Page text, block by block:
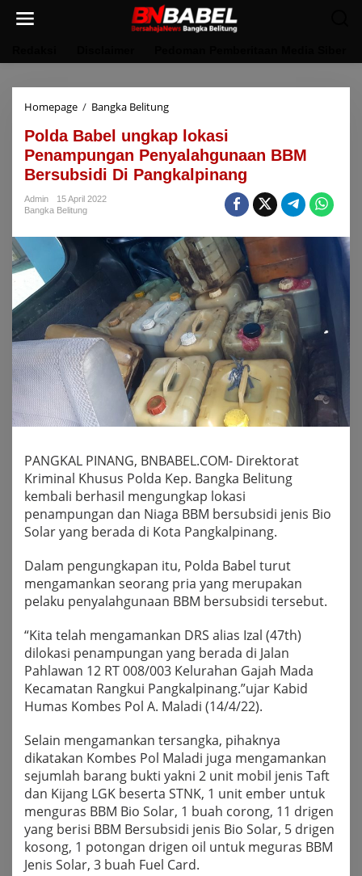
Homepage / Bangka BelitungPolda
ungkap
lokasi
Penampungan
Penyalahgunaan
Pangkalpinang
Polda Babel ungkap lokasi
Penampungan Penyalahgunaan BBM
Bersubsidi Di Pangkalpinang
Admin
15 April 2022
Bangka Belitung
PANGKAL PINANG, BNBABEL.COM- Direktorat
Kriminal Khusus Polda Kep. Bangka Belitung
kembali berhasil mengungkap lokasi
penampungan dan Niaga BBM bersubsidi jenis Bio
Solar yang berada di Kota Pangkalpinang.
Dalam pengungkapan itu, Polda Babel turut
mengamankan seorang pria yang merupakan
pelaku penyalahgunaan BBM bersubsidi tersebut.
“Kita telah mengamankan DRS alias Izal (47th)
dilokasi penampungan yang berada di Jalan
Pahlawan 12 RT 008/003 Kelurahan Gajah Mada
Kecamatan Rangkui Pangkalpinang.”ujar Kabid
Humas Kombes Pol A. Maladi (14/4/22).
Selain mengamankan tersangka, pihaknya
dikatakan Kombes Pol Maladi juga mengamankan
sejumlah barang bukti yakni 2 unit mobil jenis Taft
dan Kijang LGK beserta STNK, 1 unit ember untuk
menguras BBM Bio Solar, 1 buah corong, 11 drigen
yang berisi BBM Bersubsidi jenis Bio Solar, 5 drigen
kosong, 1 potongan drigen oil untuk meguras BBM
Jenis Solar, 3 buah Fuel Card.